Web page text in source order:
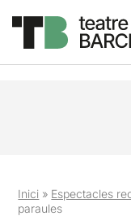
Inici » Espectacles
paraules